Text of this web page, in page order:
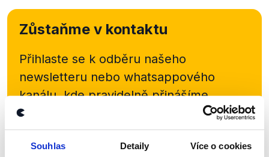
Souhlas Detaily Více o cookies
Zůstaňme v kontaktu
Přihlaste se k odběru našeho
newsletteru nebo whatsappového
kanálu, kde pravidelně přinášíme
shrnutí nejzajímavějších článků a analýz.
Začněte nás odebírat, a mějte tak
přehled o tom, jaké dezinformace a